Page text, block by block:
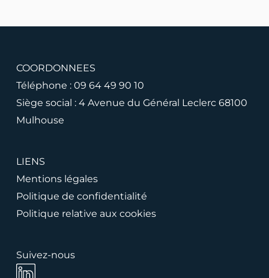
COORDONNEES
Téléphone : 09 64 49 90 10
Siège social : 4 Avenue du Général Leclerc 68100
Mulhouse
LIENS
Mentions légales
Politique de confidentialité
Politique relative aux cookies
Suivez-nous